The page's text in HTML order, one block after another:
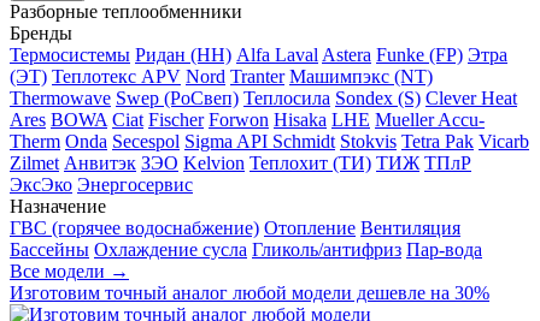
Разборные теплообменники
Бренды
Термосистемы Ридан (НН) Alfa Laval Astera Funke (FP) Этра
(ЭТ) Теплотекс APV Nord Tranter Машимпэкс (NT)
Thermowave Swep (РоСвеп) Теплосила Sondex (S) Clever Heat
Ares BOWA Ciat Fischer Forwon Hisaka LHE Mueller Accu-
Therm Onda Secespol Sigma API Schmidt Stokvis Tetra Pak Vicarb
Zilmet Анвитэк ЗЭО Kelvion Теплохит (ТИ) ТИЖ ТПлР
ЭксЭко Энергосервис
Назначение
ГВС (горячее водоснабжение) Отопление Вентиляция
Бассейны Охлаждение сусла Гликоль/антифриз Пар-вода
Все модели →
Изготовим точный аналог любой модели дешевле на 30%